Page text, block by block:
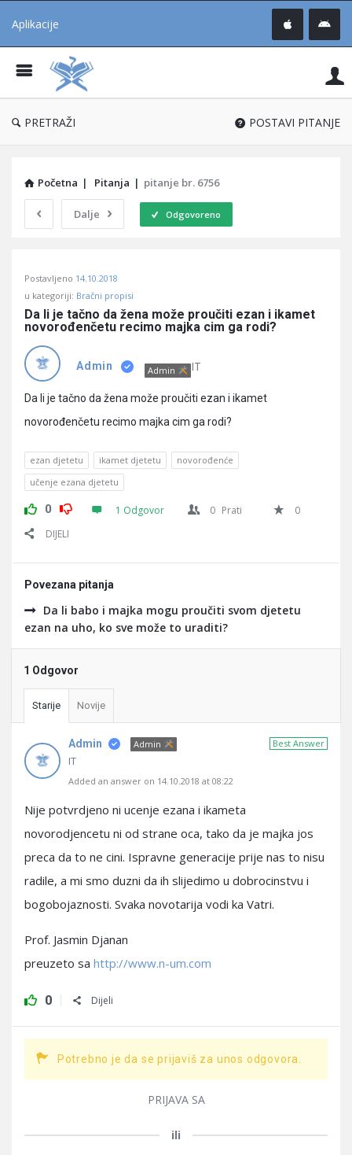
Aplikacije
®
PRETRAŽI POSTAVI PITANJE
Početna | Pitanja | pitanje br. 6756
Dalje Odgovoreno
Učene
Latest
Pitanja
Postavljeno 14.10.2018
u kategoriji: Bračni propisi
Da li je tačno da žena može proučiti ezan i ikamet
novorođenčetu recimo majka cim ga rodi?
Admin Admin IT
Da li je tačno da žena može proučiti ezan i ikamet
novorođenčetu recimo majka cim ga rodi?
ezan djetetu ikamet djetetu
novorođenće
učenje ezana djetetu
0 1 Odgovor 0 Prati
0
DIJELI
Povezana pitanja
Da li babo i majka mogu proučiti svom djetetu
ezan na uho, ko sve može to uraditi?
1 Odgovor
Starije Novije
Best Answer
Admin Admin
IT
Added an answer on 14.10.2018 at 08:22
Nije potvrdjeno ni ucenje ezana i ikameta
novorodjencetu ni od strane oca, tako da je majka jos
preca da to ne cini. Ispravne generacije prije nas to nisu
radile, a mi smo duzni da ih slijedimo u dobrocinstvu i
bogobojaznosti. Svaka novotarija vodi ka Vatri.
Prof. Jasmin Djanan
preuzeto sa http://www.n-um.com
0 Dijeli
Potrebno je da se prijaviš za unos odgovora.
PRIJAVA SA
ili